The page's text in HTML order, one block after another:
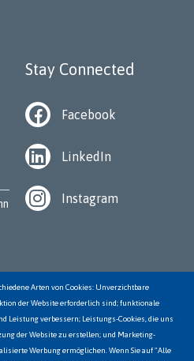
Stay Connected
Facebook
LinkedIn
Instagram
Arten von Cookies: Unverzichtbare
der Website erforderlich sind; funktionale
Leistung verbessern; Leistungs-Cookies, die uns
der Website zu erstellen; und Marketing-
Werbung ermöglichen. Wenn Sie auf "Alle